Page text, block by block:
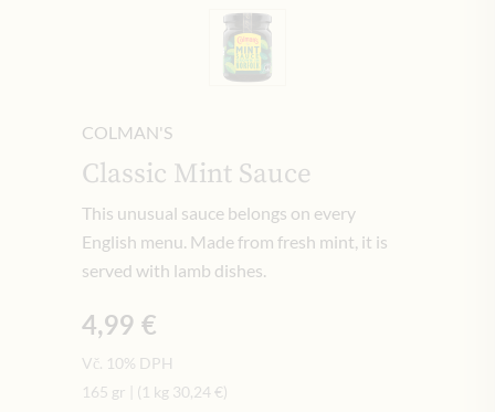
COLMAN'S
Classic Mint Sauce
This unusual sauce belongs on every
English menu. Made from fresh mint, it is
served with lamb dishes.
4,99 €
Vč. 10% DPH
165 gr
(1 kg 30,24 €)